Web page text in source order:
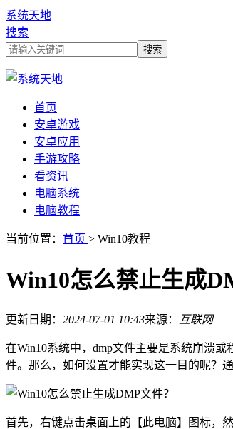
系统天地
搜索
首页
安卓游戏
安卓应用
手游攻略
看资讯
电脑系统
电脑教程
当前位置： 首页 > Win10教程
Win10怎么禁止生成
更新日期： 2024-07-01 10:43来源： 互联网
在Win10系统中，dmp文件主要是系统崩溃
件。那么，如何设置才能实现这一目的呢？
首先，右键点击桌面上的【此电脑】图标